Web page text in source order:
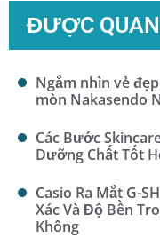
ĐƯỢC
Ngắm nhìn vẻ
mòn Nakasendo
Các Bước
Dưỡng Chất Tốt
Casio Ra Mắt G-
Xác Và Độ Bền
Không